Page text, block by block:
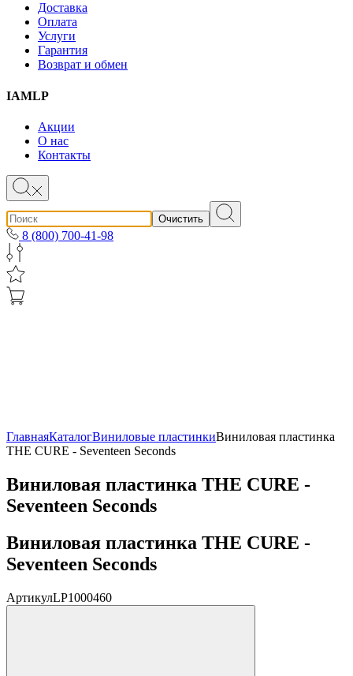
Доставка
Оплата
Услуги
Гарантия
Возврат и обмен
IAMLP
Акции
О нас
Контакты
Очистить
8 (800) 700-41-98
ГлавнаяКаталогВиниловые пластинкиВиниловая пластинка
THE CURE - Seventeen Seconds
Виниловая пластинка THE CURE -
Seventeen Seconds
Виниловая пластинка THE CURE -
Seventeen Seconds
АртикулLP1000460